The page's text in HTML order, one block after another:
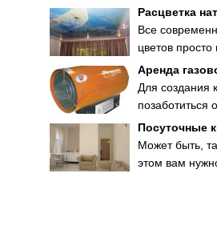
Расцветка
Все
цветов просто
Аренда
Для создания
позаботиться
Посуточные
Может быть,
этом вам нужно